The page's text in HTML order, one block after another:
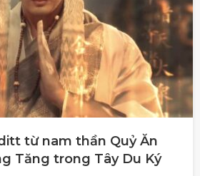
từ nam thần Quỷ Ăn
Tăng trong Tây Du Ký